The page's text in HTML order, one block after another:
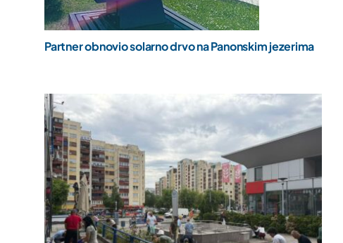
Partner obnovio solarno drvo na Panonskim jezerima